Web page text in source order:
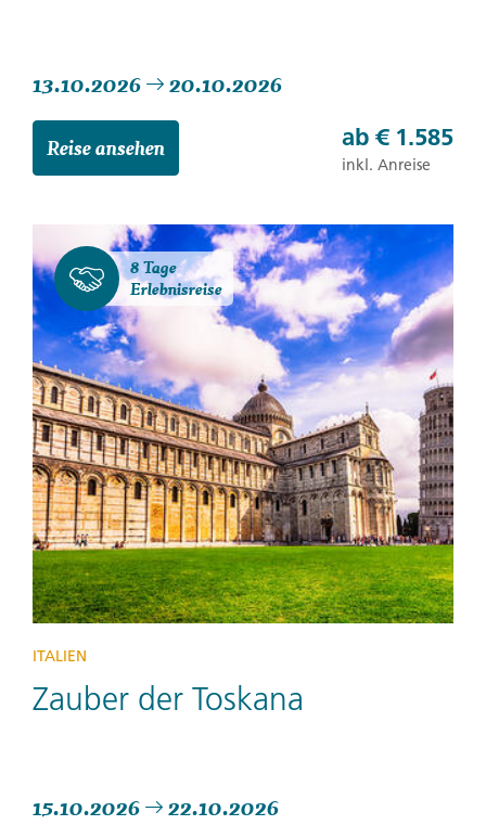
13.10.2026 20.10.2026
Reise ansehen ab € 1.585
inkl. Anreise
8 Tage
Erlebnisreise
ITALIEN
Zauber der Toskana
15.10.2026 22.10.2026